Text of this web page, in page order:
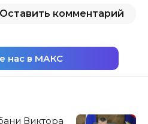
Оставить комментарий
нас в МАКС
Виктора